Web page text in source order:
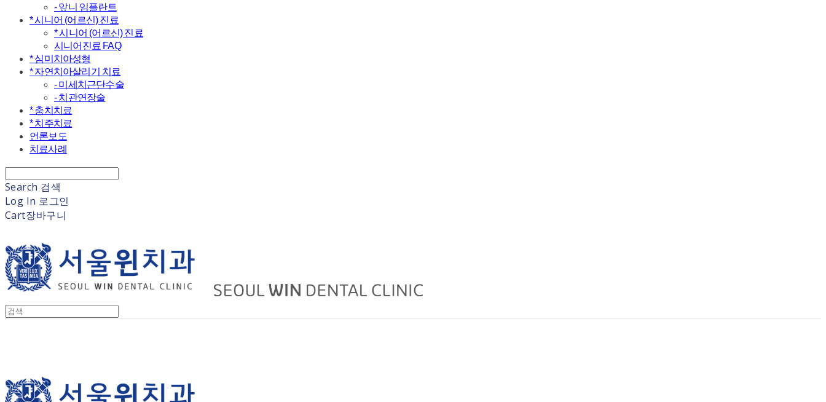
- 앞니 임플란트
* 시니어 (어르신) 진료
* 시니어 (어르신) 진료
시니어진료 FAQ
* 심미치아성형
* 자연치아살리기 치료
- 미세치근단수술
- 치관연장술
* 충치치료
* 치주치료
언론보도
치료사례
Search 검색
Log In 로그인
Cart장바구니